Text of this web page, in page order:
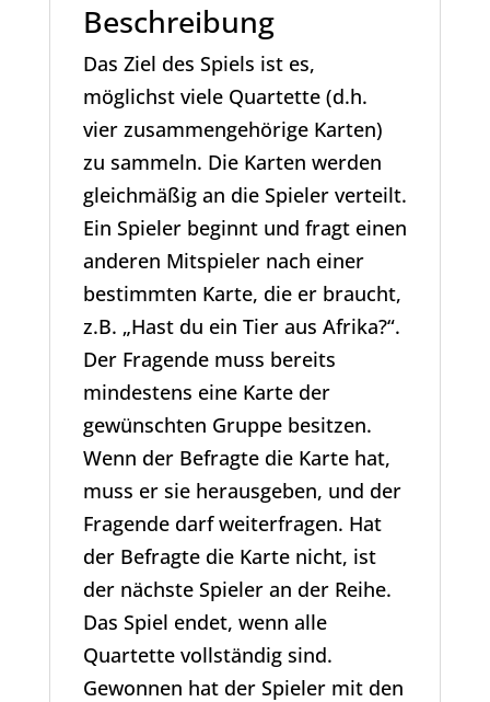
Beschreibung
Das Ziel des Spiels ist es,
möglichst viele Quartette (d.h.
vier zusammengehörige Karten)
zu sammeln. Die Karten werden
gleichmäßig an die Spieler verteilt.
Ein Spieler beginnt und fragt einen
anderen Mitspieler nach einer
bestimmten Karte, die er braucht,
z.B. „Hast du ein Tier aus Afrika?“.
Der Fragende muss bereits
mindestens eine Karte der
gewünschten Gruppe besitzen.
Wenn der Befragte die Karte hat,
muss er sie herausgeben, und der
Fragende darf weiterfragen. Hat
der Befragte die Karte nicht, ist
der nächste Spieler an der Reihe.
Das Spiel endet, wenn alle
Quartette vollständig sind.
Gewonnen hat der Spieler mit den